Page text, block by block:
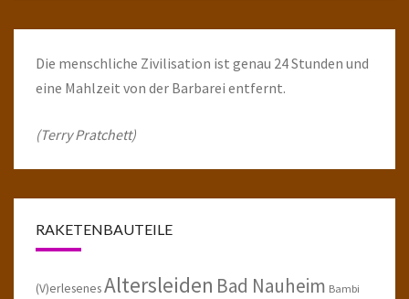
Die menschliche Zivilisation ist genau 24 Stunden und
eine Mahlzeit von der Barbarei entfernt.
(Terry Pratchett)
RAKETENBAUTEILE
(V)erlesenesAltersleiden Bad Nauheim Bambi